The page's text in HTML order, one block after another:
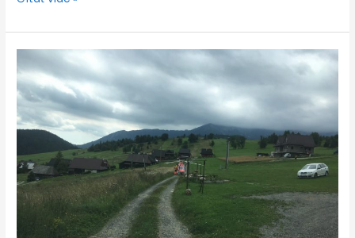
Bachledovej
doline
zasahoval
vrtuľník
RZP